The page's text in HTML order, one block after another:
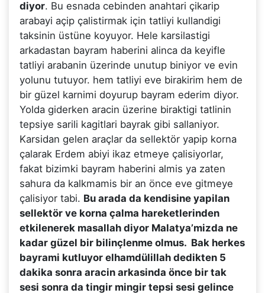
diyor. Bu esnada cebinden anahtari çikarip
arabayi açip çalistirmak için tatliyi kullandigi
taksinin üstüne koyuyor. Hele karsilastigi
arkadastan bayram haberini alinca da keyifle
tatliyi arabanin üzerinde unutup biniyor ve evin
yolunu tutuyor. hem tatliyi eve birakirim hem de
bir güzel karnimi doyurup bayram ederim diyor.
Yolda giderken aracin üzerine biraktigi tatlinin
tepsiye sarili kagitlari bayrak gibi sallaniyor.
Karsidan gelen araçlar da sellektör yapip korna
çalarak Erdem abiyi ikaz etmeye çalisiyorlar,
fakat bizimki bayram haberini almis ya zaten
sahura da kalkmamis bir an önce eve gitmeye
çalisiyor tabi. Bu arada da kendisine yapilan
sellektör ve korna çalma hareketlerinden
etkilenerek masallah diyor Malatya’mizda ne
kadar güzel bir bilinçlenme olmus. Bak herkes
bayrami kutluyor elhamdülillah dedikten 5
dakika sonra aracin arkasinda önce bir tak
sesi sonra da tingir mingir tepsi sesi gelince